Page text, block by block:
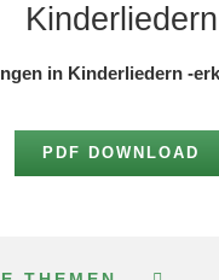
Kinderliedern
in Kinderliedern -
PDF DOWNLOAD